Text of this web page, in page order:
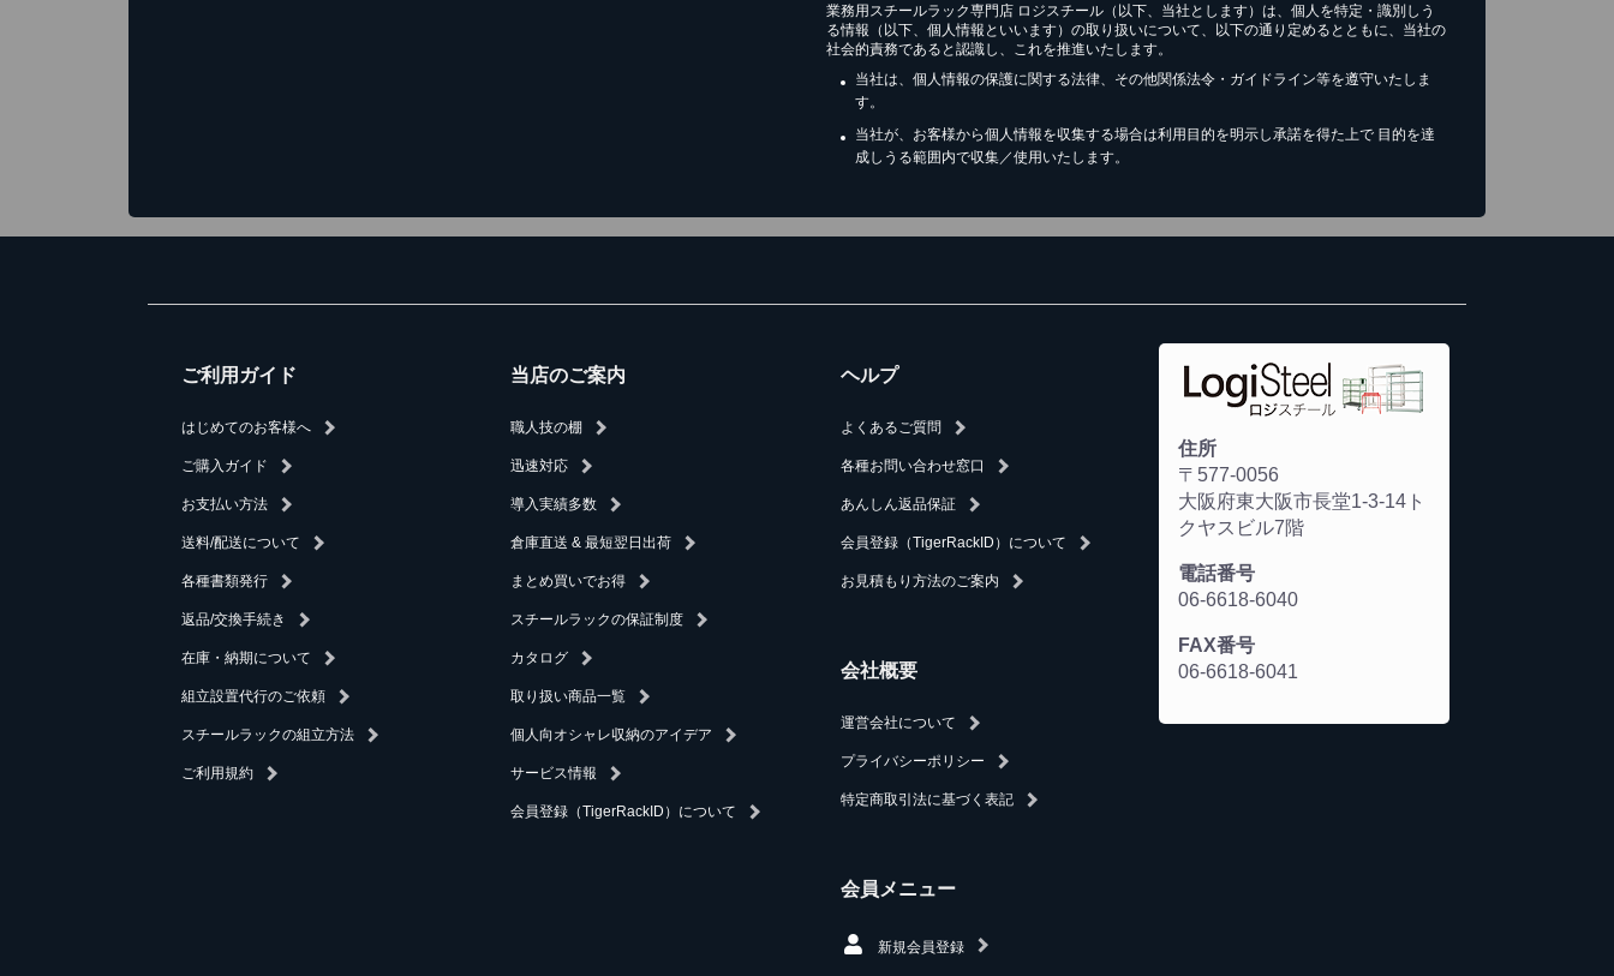
業務用スチールラック専門店 ロジスチール（以下、当社とします）は、個人を特定・識別しう
る情報（以下、個人情報といいます）の取り扱いについて、以下の通り定めるとともに、当社の
社会的責務であると認識し、これを推進いたします。
当社は、個人情報の保護に関する法律、その他関係法令・ガイドライン等を遵守いたしま
す。
当社が、お客様から個人情報を収集する場合は利用目的を明示し承諾を得た上で 目的を達
成しうる範囲内で収集／使用いたします。
ご利用ガイド
はじめてのお客様へ
ご購入ガイド
お支払い方法
送料/配送について
各種書類発行
返品/交換手続き
在庫・納期について
組立設置代行のご依頼
スチールラックの組立方法
ご利用規約
当店のご案内
職人技の棚
迅速対応
導入実績多数
倉庫直送 & 最短翌日出荷
まとめ買いでお得
スチールラックの保証制度
カタログ
取り扱い商品一覧
個人向オシャレ収納のアイデア
サービス情報
会員登録（TigerRackID）について
ヘルプ
よくあるご質問
各種お問い合わせ窓口
あんしん返品保証
会員登録（TigerRackID）について
お見積もり方法のご案内
会社概要
運営会社について
プライバシーポリシー
特定商取引法に基づく表記
会員メニュー
新規会員登録
住所
〒577-0056
大阪府東大阪市長堂1-3-14ト
クヤスビル7階
電話番号
06-6618-6040
FAX番号
06-6618-6041